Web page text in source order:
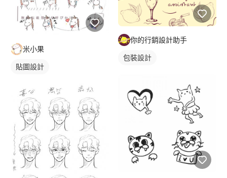
米小果
貼圖設計
你的行銷設計助手
包裝設計